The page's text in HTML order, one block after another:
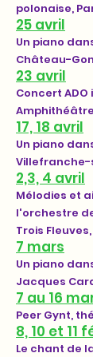
polonaise,
25 avril
Un piano
Château-
23 avril
Concert ADO
17, 18 avril
Un piano
Villefranche-
2,3, 4 avril
Mélodies et
l'orchestre
Trois
7 mars
Un piano
Jacques
7 au 16
Peer Gynt,
8, 10 et 11
Le chant de